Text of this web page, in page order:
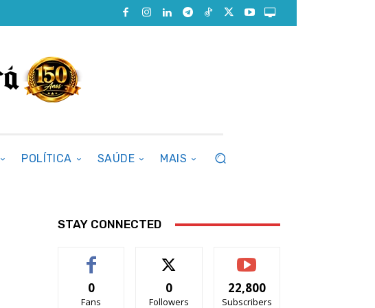
POLÍTICA SAÚDE MAIS
STAY CONNECTED
0
Fans
0
Followers
22,800
Subscribers